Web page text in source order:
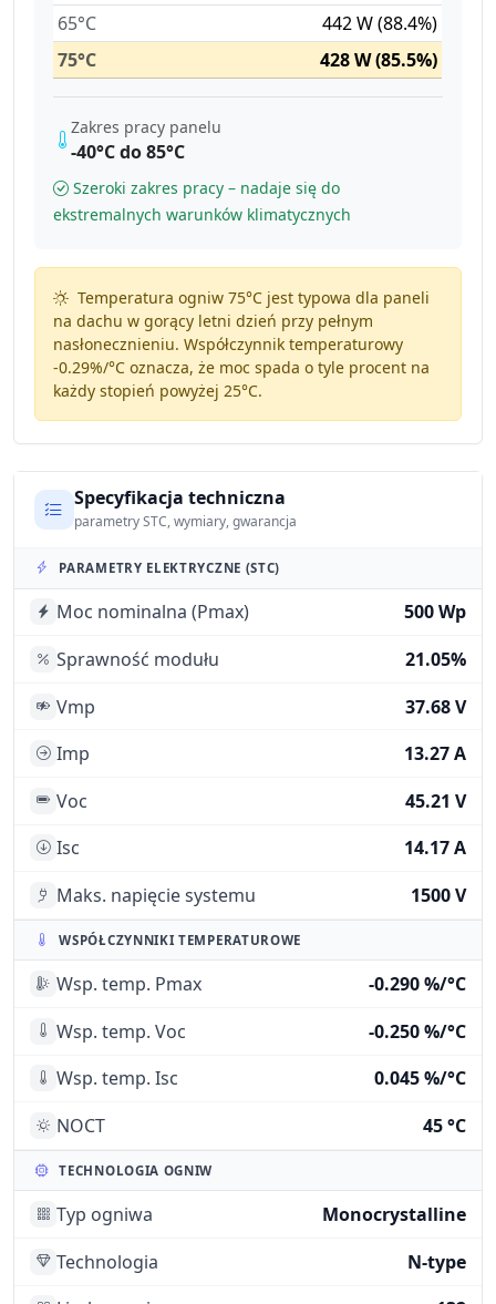
65°C
442 W (88.4%)
75°C
428 W (85.5%)
Zakres pracy panelu
-40°C do 85°C
Szeroki zakres pracy – nadaje się do
ekstremalnych warunków klimatycznych
Temperatura ogniw 75°C jest typowa dla paneli
na dachu w gorący letni dzień przy pełnym
nasłonecznieniu. Współczynnik temperaturowy
-0.29%/°Coznacza, że moc spada o tyle procent na
każdy stopień powyżej 25°C.
Specyfikacja techniczna
parametry STC, wymiary, gwarancja
PARAMETRY ELEKTRYCZNE (STC)
Moc nominalna (Pmax)
500 Wp
Sprawność modułu
21.05%
Vmp
37.68 V
Imp
13.27 A
Voc
45.21 V
Isc
14.17 A
Maks. napięcie systemu
1500 V
WSPÓŁCZYNNIKI TEMPERATUROWE
Wsp. temp. Pmax
-0.290 %/°C
Wsp. temp. Voc
-0.250 %/°C
Wsp. temp. Isc
0.045 %/°C
NOCT
45 °C
TECHNOLOGIA OGNIW
Typ ogniwa
Monocrystalline
Technologia
N-type